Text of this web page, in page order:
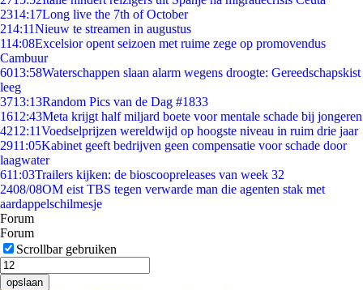
2314:17Long live the 7th of October
214:11Nieuw te streamen in augustus
114:08Excelsior opent seizoen met ruime zege op promovendus
Cambuur
6013:58Waterschappen slaan alarm wegens droogte: Gereedschapskist
leeg
3713:13Random Pics van de Dag #1833
1612:43Meta krijgt half miljard boete voor mentale schade bij jongeren
4212:11Voedselprijzen wereldwijd op hoogste niveau in ruim drie jaar
2911:05Kabinet geeft bedrijven geen compensatie voor schade door
laagwater
611:03Trailers kijken: de bioscoopreleases van week 32
2408/08OM eist TBS tegen verwarde man die agenten stak met
aardappelschilmesje
Forum
Forum
Scrollbar gebruiken
opslaan